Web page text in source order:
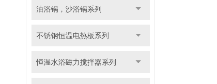
油浴锅，沙浴锅系列
不锈钢恒温电热板系列
恒温水浴磁力搅拌器系列